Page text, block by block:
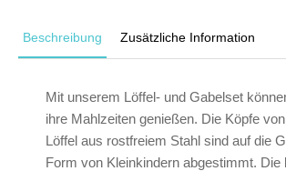
Beschreibung Zusätzliche Information
Mit unserem Löffel- und Gabelset
ihre Mahlzeiten genießen. Die Köpfe
Löffel aus rostfreiem Stahl sind auf die
Form von Kleinkindern abgestimmt. Die